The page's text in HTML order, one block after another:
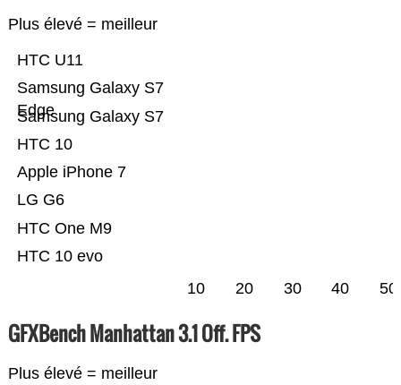
Plus élevé = meilleur
HTC 10 evo
HTC One M9
LG G6
Apple iPhone 7
HTC 10
Samsung Galaxy S7
Samsung Galaxy S7
Edge
HTC U11
10 20 30 40 50
GFXBench Manhattan 3.1 Off. FPS
Plus élevé = meilleur